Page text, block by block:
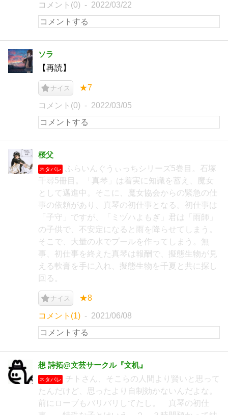
コメント(0) 2022/03/22
ソラ
【再読】
ナイス ★7
コメント(0) 2022/03/05
桜父
ネタバレ
ふらいんぐうぃっちシリーズ5巻目。石塚
千尋5冊目。「真琴」は着実に知識を蓄え、魔女
として邁進中。そこに、魔女協会からの緊急の仕
事の依頼があり、真琴の初仕事となる。初仕事は
「子守」ですが、「ミヅハよもぎ」君は「雨師」
の子供で、不安定になると雨を降らせてしまう。
そこで、大量の水でプールを作ってしまう。無
事、初仕事を終えた真琴は報酬で、擬態生物が見
える軟膏を手に入れ、擬態生物を千夏と共に探し
回る。
ナイス ★8
コメント(1) 2021/06/08
想 詩拓@文芸サークル『文机』
ネタバレ
チトさん、そこらの人間より賢いと思って
たんだけど、思ったより自制効かないんだよな。
前にローブもバリバリしてたし。 真琴の初仕